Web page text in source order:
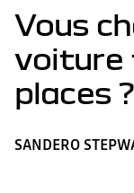
Vous
voiture
places ?
SANDERO